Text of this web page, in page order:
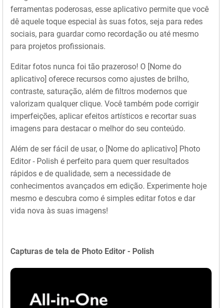
ferramentas poderosas, esse aplicativo permite que você
dê aquele toque especial às suas fotos, seja para redes
sociais, para guardar como recordação ou até mesmo
para projetos profissionais.
Editar fotos nunca foi tão prazeroso! O [Nome do
aplicativo] oferece recursos como ajustes de brilho,
contraste, saturação, além de filtros modernos que
valorizam qualquer clique. Você também pode corrigir
imperfeições, aplicar efeitos artísticos e recortar suas
imagens para destacar o melhor do seu conteúdo.
Além de ser fácil de usar, o [Nome do aplicativo] Photo
Editor - Polish é perfeito para quem quer resultados
rápidos e de qualidade, sem a necessidade de
conhecimentos avançados em edição. Experimente hoje
mesmo e descubra como é simples editar fotos e dar
vida nova às suas imagens!
Capturas de tela de Photo Editor - Polish